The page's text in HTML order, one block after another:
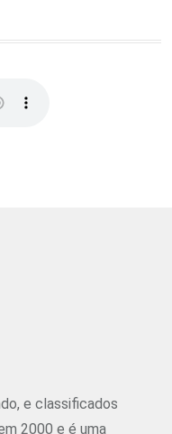
e classificados
2000 e é uma